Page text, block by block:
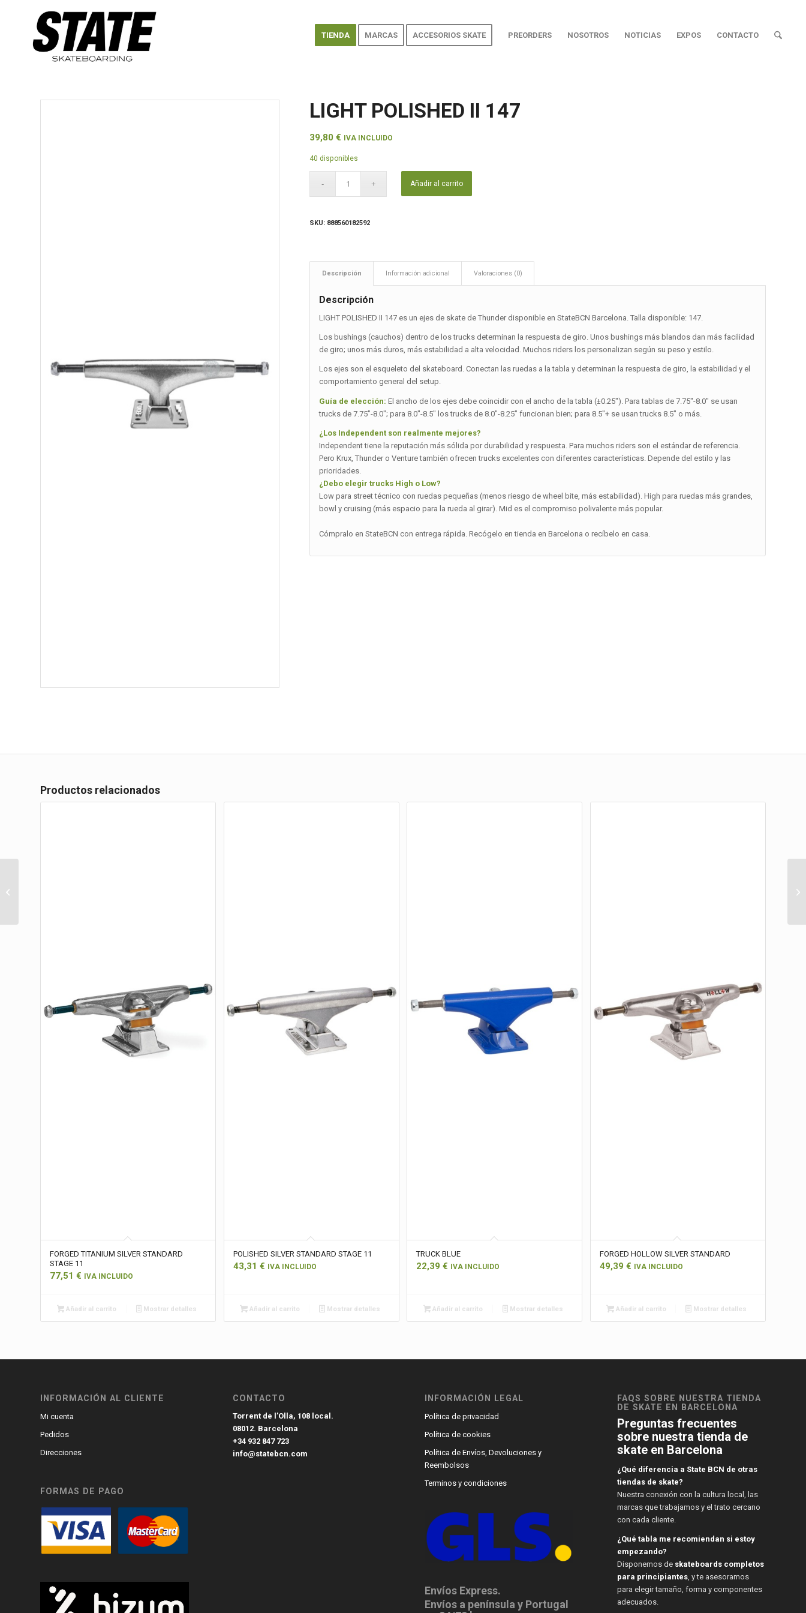
TIENDA MARCAS ACCESORIOS SKATE PREORDERS NOSOTROS NOTICIAS EXPOS CONTACTO
LIGHT POLISHED II 147
39,80€ IVA INCLUIDO
40 disponibles
Añadir al carrito
SKU: 888560182592
Descripción Información adicional Valoraciones (0)
Descripción
LIGHT POLISHED II 147 es un ejes de skate de Thunder disponible en StateBCN Barcelona. Talla disponible: 147.
Los bushings (cauchos) dentro de los trucks determinan la respuesta de giro. Unos bushings más blandos dan más facilidad
de giro; unos más duros, más estabilidad a alta velocidad. Muchos riders los personalizan según su peso y estilo.
Los ejes son el esqueleto del skateboard. Conectan las ruedas a la tabla y determinan la respuesta de giro, la estabilidad y el
comportamiento general del setup.
Guía de elección: El ancho de los ejes debe coincidir con el ancho de la tabla (±0.25″). Para tablas de 7.75″-8.0″ se usan
trucks de 7.75″-8.0″; para 8.0″-8.5″ los trucks de 8.0″-8.25″ funcionan bien; para 8.5″+ se usan trucks 8.5″ o más.
¿Los Independent son realmente mejores?
Independent tiene la reputación más sólida por durabilidad y respuesta. Para muchos riders son el estándar de referencia.
Pero Krux, Thunder o Venture también ofrecen trucks excelentes con diferentes características. Depende del estilo y las
prioridades.
¿Debo elegir trucks High o Low?
Low para street técnico con ruedas pequeñas (menos riesgo de wheel bite, más estabilidad). High para ruedas más grandes,
bowl y cruising (más espacio para la rueda al girar). Mid es el compromiso polivalente más popular.
Cómpralo en StateBCN con entrega rápida. Recógelo en tienda en Barcelona o recíbelo en casa.
Productos relacionados
FORGED TITANIUM SILVER STANDARD
STAGE 11
77,51 € IVA INCLUIDO
Añadir al carrito Mostrar detalles
POLISHED SILVER STANDARD STAGE 11
43,31 € IVA INCLUIDO
Añadir al carrito Mostrar detalles
TRUCK BLUE
22,39€ IVA INCLUIDO
Añadir al carrito Mostrar detalles
FORGED HOLLOW SILVER STANDARD
49,39 € IVA INCLUIDO
Añadir al carrito Mostrar detalles
INFORMACIÓN AL CLIENTE
Mi cuenta
Pedidos
Direcciones
FORMAS DE PAGO
CONTACTO
Torrent de l’Olla, 108 local.
08012. Barcelona
+34 932 847 723
info@statebcn.com
INFORMACIÓN LEGAL
Política de privacidad
Política de cookies
Política de Envíos, Devoluciones y
Reembolsos
Terminos y condiciones
Envíos Express.
Envíos a península y Portugal
FAQS SOBRE NUESTRA TIENDA
DE SKATE EN BARCELONA
Preguntas frecuentes
sobre nuestra tienda de
skate en Barcelona
¿Qué diferencia a State BCN de otras
tiendas de skate?
Nuestra conexión con la cultura local, las
marcas que trabajamos y el trato cercano
con cada cliente.
¿Qué tabla me recomiendan si estoy
empezando?
Disponemos de skateboards completos
para principiantes, y te asesoramos
para elegir tamaño, forma y componentes
adecuados.